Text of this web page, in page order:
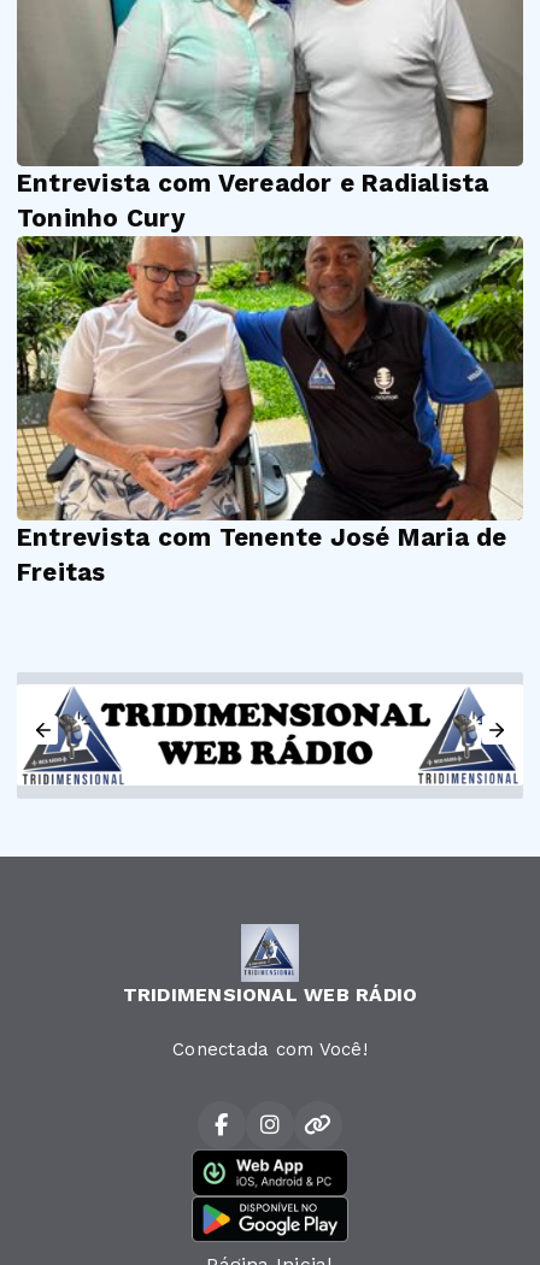
Entrevista com Vereador e Radialista
Toninho Cury
Entrevista com Tenente José Maria de
Freitas
TRIDIMENSIONAL WEB RÁDIO
Conectada com Você!